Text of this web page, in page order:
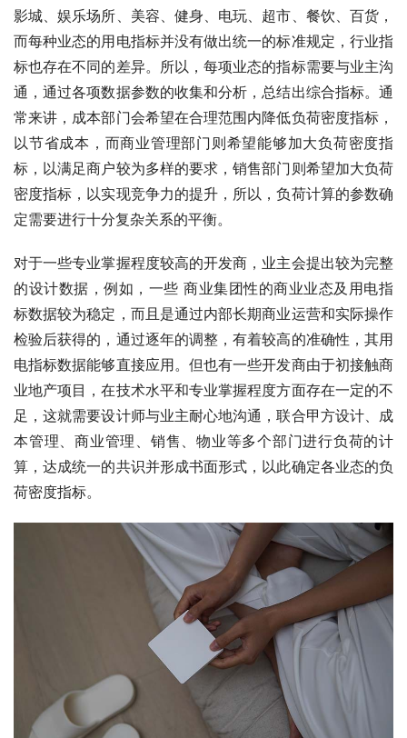
影城、娱乐场所、美容、健身、电玩、超市、餐饮、百货，
而每种业态的用电指标并没有做出统一的标准规定，行业指
标也存在不同的差异。所以，每项业态的指标需要与业主沟
通，通过各项数据参数的收集和分析，总结出综合指标。通
常来讲，成本部门会希望在合理范围内降低负荷密度指标，
以节省成本，而商业管理部门则希望能够加大负荷密度指
标，以满足商户较为多样的要求，销售部门则希望加大负荷
密度指标，以实现竞争力的提升，所以，负荷计算的参数确
定需要进行十分复杂关系的平衡。
对于一些专业掌握程度较高的开发商，业主会提出较为完整
的设计数据，例如，一些 商业集团性的商业业态及用电指
标数据较为稳定，而且是通过内部长期商业运营和实际操作
检验后获得的，通过逐年的调整，有着较高的准确性，其用
电指标数据能够直接应用。但也有一些开发商由于初接触商
业地产项目，在技术水平和专业掌握程度方面存在一定的不
足，这就需要设计师与业主耐心地沟通，联合甲方设计、成
本管理、商业管理、销售、物业等多个部门进行负荷的计
算，达成统一的共识并形成书面形式，以此确定各业态的负
荷密度指标。